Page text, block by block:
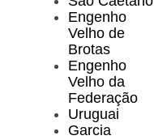
Engenho
Velho de
Brotas
Engenho
Velho da
Federação
Uruguai
Garcia